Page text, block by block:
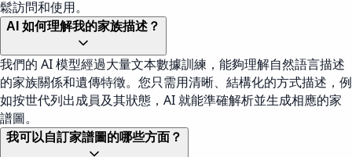
鬆訪問和使用。
AI 如何理解我的家族描述？
我們的 AI 模型經過大量文本數據訓練，能夠理解自然語言描述
的家族關係和遺傳特徵。您只需用清晰、結構化的方式描述，例
如按世代列出成員及其狀態，AI 就能準確解析並生成相應的家
譜圖。
我可以自訂家譜圖的哪些方面？